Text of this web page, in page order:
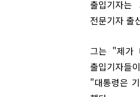
출입기자
전문기자 출
그는 "제가
출입기자들
"대통령은